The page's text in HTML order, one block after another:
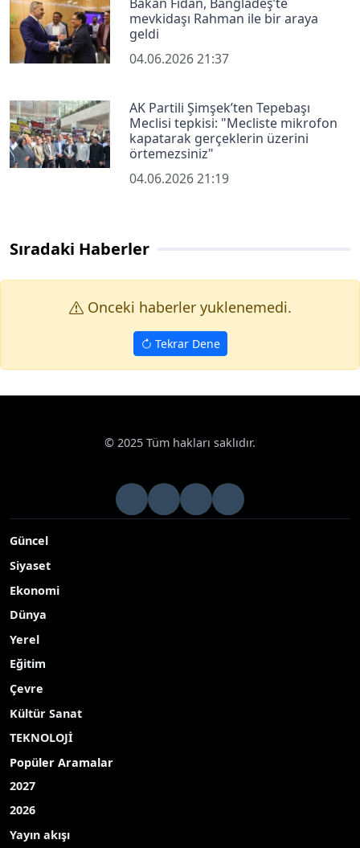
mevkidaşı Rahman ile bir araya
geldi
04.06.2026 21:37
AK Partili Şimşek’ten Tepebaşı
Meclisi tepkisi: "Mecliste mikrofon
kapatarak gerçeklerin üzerini
örtemezsiniz"
04.06.2026 21:19
Sıradaki Haberler
Onceki haberler yuklenemedi.
Tekrar Dene
© 2025 Tüm hakları saklıdır.
Güncel
Siyaset
Ekonomi
Dünya
Yerel
Eğitim
Çevre
Kültür Sanat
TEKNOLOJİ
Popüler Aramalar
2027
2026
Yayın akışı